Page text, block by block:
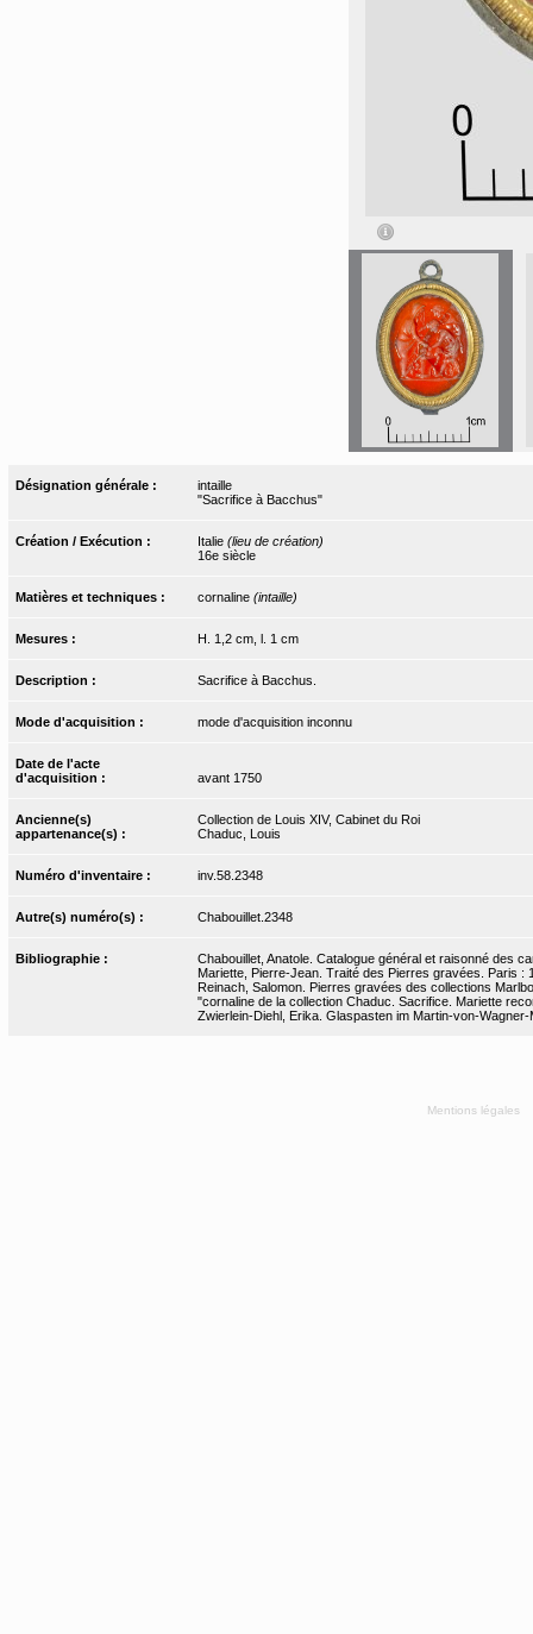
Désignation générale :
intaille
"Sacrifice à Bacchus"
Création / Exécution : Italie (lieu de création)
16e siècle
Matières et techniques : cornaline (intaille)
Mesures : H. 1,2 cm, l. 1 cm
Description : Sacrifice à Bacchus.
Mode d'acquisition : mode d'acquisition inconnu
Date de l'acte
d'acquisition :
avant 1750
Ancienne(s)
appartenance(s) :
Collection de Louis XIV, Cabinet du Roi
Chaduc, Louis
Numéro d'inventaire : inv.58.2348
Autre(s) numéro(s) : Chabouillet.2348
Bibliographie :
Chabouillet, Anatole. Catalogue général et raisonné des
Mariette, Pierre-Jean. Traité des Pierres gravées. Paris :
Reinach, Salomon. Pierres gravées des collections
"cornaline de la collection Chaduc. Sacrifice. Mariette
Zwierlein-Diehl, Erika. Glaspasten im Martin-von-
Mentions légales